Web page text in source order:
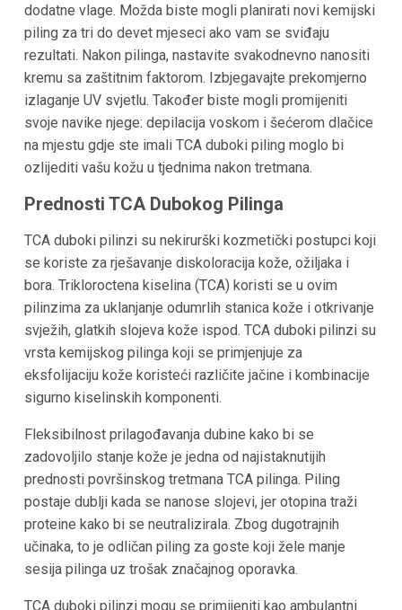
dodatne vlage. Možda biste mogli planirati novi kemijski
piling za tri do devet mjeseci ako vam se sviđaju
rezultati. Nakon pilinga, nastavite svakodnevno nanositi
kremu sa zaštitnim faktorom. Izbjegavajte prekomjerno
izlaganje UV svjetlu. Također biste mogli promijeniti
svoje navike njege: depilacija voskom i šećerom dlačice
na mjestu gdje ste imali TCA duboki piling moglo bi
ozlijediti vašu kožu u tjednima nakon tretmana.
Prednosti TCA Dubokog Pilinga
TCA duboki pilinzi su nekirurški kozmetički postupci koji
se koriste za rješavanje diskoloracija kože, ožiljaka i
bora. Trikloroctena kiselina (TCA) koristi se u ovim
pilinzima za uklanjanje odumrlih stanica kože i otkrivanje
svježih, glatkih slojeva kože ispod. TCA duboki pilinzi su
vrsta kemijskog pilinga koji se primjenjuje za
eksfolijaciju kože koristeći različite jačine i kombinacije
sigurno kiselinskih komponenti.
Fleksibilnost prilagođavanja dubine kako bi se
zadovoljilo stanje kože je jedna od najistaknutijih
prednosti površinskog tretmana TCA pilinga. Piling
postaje dublji kada se nanose slojevi, jer otopina traži
proteine kako bi se neutralizirala. Zbog dugotrajnih
učinaka, to je odličan piling za goste koji žele manje
sesija pilinga uz trošak značajnog oporavka.
TCA duboki pilinzi mogu se primijeniti kao ambulantni